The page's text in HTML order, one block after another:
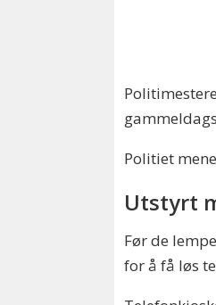
Politiet
Utstyrt
Før de
for å få løs